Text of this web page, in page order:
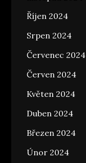
Říjen 2024
Srpen 2024
Červenec 2024
Červen 2024
Květen 2024
Duben 2024
Březen 2024
Únor 2024